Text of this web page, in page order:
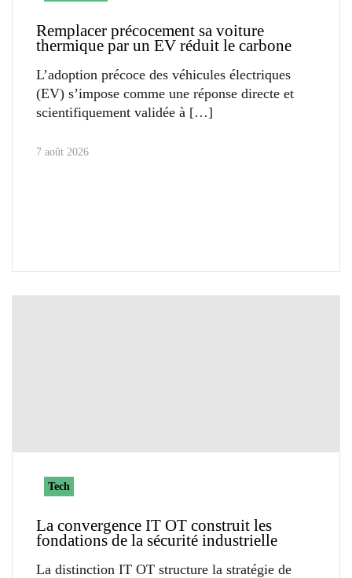
Remplacer précocement sa voiture
thermique par un EV réduit le carbone
L’adoption précoce des véhicules électriques
(EV) s’impose comme une réponse directe et
scientifiquement validée à
7 août 2026
Tech
La convergence IT OT construit les
fondations de la sécurité industrielle
La distinction IT OT structure la stratégie de